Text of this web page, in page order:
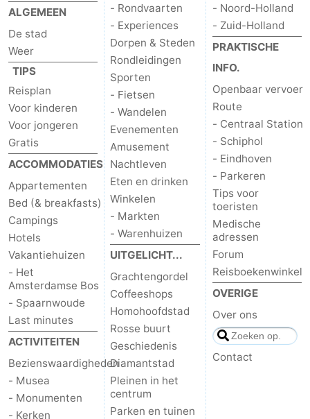
ALGEMEEN
De stad
Weer
TIPS
Reisplan
Voor kinderen
Voor jongeren
Gratis
ACCOMMODATIES
Appartementen
Bed (& breakfasts)
Campings
Hotels
Vakantiehuizen
- Het
Amsterdamse Bos
- Spaarnwoude
Last minutes
ACTIVITEITEN
Bezienswaardigheden
- Musea
- Monumenten
- Kerken
- Rondvaarten
- Experiences
Dorpen & Steden
Rondleidingen
Sporten
- Fietsen
- Wandelen
Evenementen
Amusement
Nachtleven
Eten en drinken
Winkelen
- Markten
- Warenhuizen
UITGELICHT...
Grachtengordel
Coffeeshops
Homohoofdstad
Rosse buurt
Geschiedenis
Diamantstad
Pleinen in het
centrum
Parken en tuinen
- Noord-Holland
- Zuid-Holland
PRAKTISCHE
INFO.
Openbaar vervoer
Route
- Centraal Station
- Schiphol
- Eindhoven
- Parkeren
Tips voor
toeristen
Medische
adressen
Forum
Reisboekenwinkel
OVERIGE
Over ons
Contact